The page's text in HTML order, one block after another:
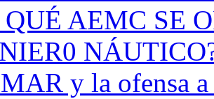
QUÉ AEMC SE
y la ofensa a